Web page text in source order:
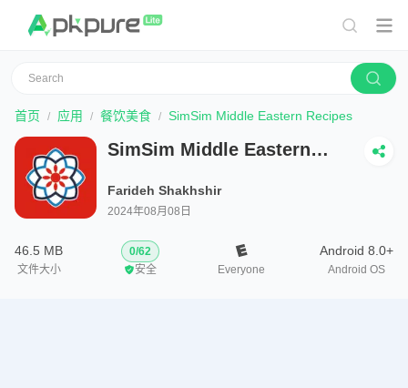
首页 应用 餐饮美食 SimSim Middle Eastern Recipes
SimSim Middle Eastern
Farideh Shakhshir
2024年08月08日
46.5 MB
文件大小
0/62
安全
Everyone
Android 8.0+
Android OS